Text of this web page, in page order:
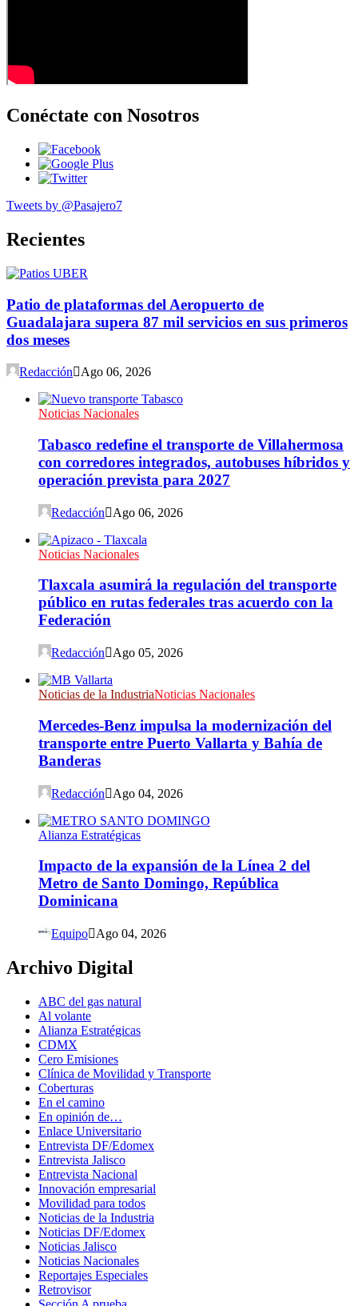
Conéctate con Nosotros
Tweets by @Pasajero7
Recientes
Patio de plataformas del Aeropuerto de
Guadalajara supera 87 mil servicios en sus primeros
dos meses
Redacción Ago 06, 2026
Noticias Nacionales
Tabasco redefine el transporte de Villahermosa
con corredores integrados, autobuses híbridos y
operación prevista para 2027
Redacción Ago 06, 2026
Noticias Nacionales
Tlaxcala asumirá la regulación del transporte
público en rutas federales tras acuerdo con la
Federación
Redacción Ago 05, 2026
Noticias de la IndustriaNoticias Nacionales
Mercedes-Benz impulsa la modernización del
transporte entre Puerto Vallarta y Bahía de
Banderas
Redacción Ago 04, 2026
Alianza Estratégicas
Impacto de la expansión de la Línea 2 del
Metro de Santo Domingo, República
Dominicana
Equipo Ago 04, 2026
Archivo Digital
ABC del gas natural
Al volante
Alianza Estratégicas
CDMX
Cero Emisiones
Clínica de Movilidad y Transporte
Coberturas
En el camino
En opinión de…
Enlace Universitario
Entrevista DF/Edomex
Entrevista Jalisco
Entrevista Nacional
Innovación empresarial
Movilidad para todos
Noticias de la Industria
Noticias DF/Edomex
Noticias Jalisco
Noticias Nacionales
Reportajes Especiales
Retrovisor